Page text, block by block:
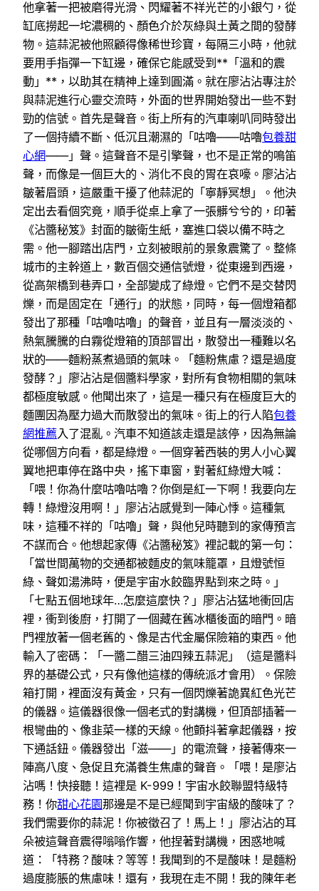
他拿著一把被磨得光滑、閃耀著不祥光芒的小銀勺，從
缸底撈起一坨濃稠的、顏色介於灰綠與土黃之間的發酵
物。這蒜泥被他照顧得像稀世珍寶，每隔三小時，他就
要用手指彈一下缸邊，確保它能感受到**「溫和的震
動」**，以助其在精神上達到圓滿。就在廖沾沾專注於
與蒜泥進行心靈交流時，外面的世界開始發出一些不對
勁的信號。首先是聲音。街上所有的汽車喇叭同時發出
了一個持續不斷、低沉且潮濕的「咕嚕——咕嚕包養甜
心網——」聲。這聲音不是引擎聲，也不是正常的鳴笛
聲，而像是一個巨大的、消化不良的胃在哀嚎。廖沾沾
皺著眉頭，這嚴重干擾了他蒜泥的「寧靜冥想」。他決
定出去看個究竟，順手從桌上拿了一張髒兮兮的，印著
《沾醬秘笈》封面的皺衛生紙，塞進口袋以備不時之
需。他一腳踏出店門，立刻被眼前的景象震驚了。整條
城市的主幹道上，數百個交通信號燈，從東邊到西邊，
從高架橋到巷弄口，全部變成了綠燈。它們不是交替閃
爍，而是固定在「通行」的狀態，同時，每一個燈箱都
發出了那種「咕嚕咕嚕」的聲音，並且有一層淡淡的、
熱氣騰騰的白霧從燈箱的頂部冒出，散發出一種難以名
狀的——麵粉蒸煮過頭的氣味。「麵粉焦慮？還是過度
發酵？」廖沾沾是個醬料學家，對所有食物相關的氣味
都極度敏感。他聞出來了，這是一種只有在極度巨大的
麵團因為壓力過大而散發出的氣味。街上的行人陷包養
網推薦入了混亂。汽車不知道該走還是該停，因為無論
從哪個方向看，都是綠燈。一個穿著西裝的男人小心翼
翼地把車停在路中央，搖下車窗，對著紅綠燈大喊：
「喂！你為什麼咕嚕咕嚕？你倒是紅一下啊！我要向左
轉！綠燈沒用啊！」廖沾沾感覺到一陣心悸。這種氣
味，這種不祥的「咕嚕」聲，與他兒時聽到的家傳預言
不謀而合。他想起家傳《沾醬秘笈》裡記載的第一句：
「當世間萬物的交通都被麵皮的氣味籠罩，且燈號恒
綠、聲如湯沸時，便是宇宙水餃臨界點到來之時。」
「七點五個地球年…怎麼這麼快？」廖沾沾猛地衝回店
裡，衝到後廚，打開了一個藏在舊冰櫃後面的暗門。暗
門裡放著一個老舊的、像是古代金屬保險箱的東西。他
輸入了密碼：「一醬二醋三油四辣五蒜泥」（這是醬料
界的基礎公式，只有像他這樣的傳統派才會用）。保險
箱打開，裡面沒有黃金，只有一個閃爍著詭異紅色光芒
的儀器。這儀器很像一個老式的對講機，但頂部插著一
根彎曲的、像韭菜一樣的天線。他顫抖著拿起儀器，按
下通話鈕。儀器發出「滋——」的電流聲，接著傳來一
陣高八度、急促且充滿養生焦慮的聲音。「喂！是廖沾
沾嗎！快接聽！這裡是 K-999！宇宙水餃聯盟特級特
務！你甜心花園那邊是不是已經聞到宇宙級的酸味了？
我們需要你的蒜泥！你被徵召了！馬上！」廖沾沾的耳
朵被這聲音震得嗡嗡作響，他捏著對講機，困惑地喊
道：「特務？酸味？等等！我聞到的不是酸味！是麵粉
過度膨脹的焦慮味！還有，我現在走不開！我的陳年老